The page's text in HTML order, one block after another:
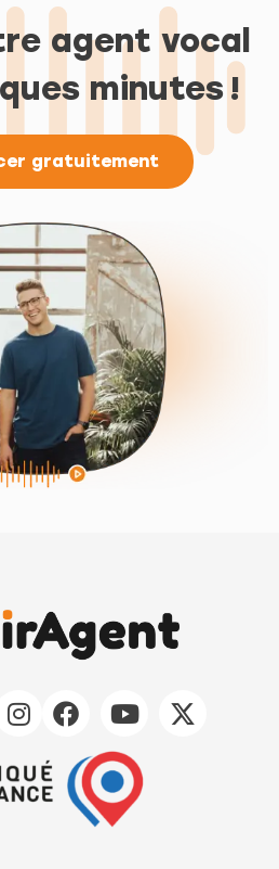
agent vocal
minutes !
gratuitement